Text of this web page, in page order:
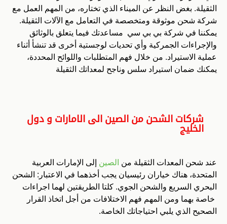
الثقيلة. بغض النظر عن الميناء الذي تختاره، من المهم العمل مع
شركة شحن موثوقة ومتخصصة في التعامل مع الآلات الثقيلة.
يمكننا في شركة بي بي سي مساعدتك فيما يتعلق بالوثائق
والإجراءات الجمركية وأي تحديات لوجستية أخرى قد تنشأ أثناء
عملية الاستيراد. من خلال فهم المتطلبات واللوائح المحددة،
يمكنك ضمان استيراد سلس وناجح لمعداتك الثقيلة
شركات الشحن من الصين الى الامارات و دول
الخليج
عند شحن المعدات الثقيلة من الصين إلى الإمارات العربية
المتحدة، هناك خياران رئيسيان يجب أخذهما في الاعتبار: الشحن
البحري السريع والشحن الجوي. كلتا الطريقتين لهما اجراءات
خاصة بهما ومن المهم فهم الاختلافات من أجل اتخاذ القرار
الصحيح الذي يلبي احتياجاتك الخاصة.